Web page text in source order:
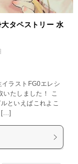
タペストリー 水
ラストFG0エレシ
いたしました！ こ
といえばこれよこ
[…]